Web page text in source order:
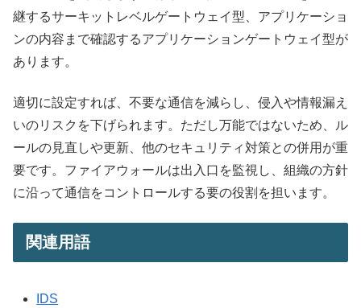
継するサーキットレベルゲートウェイ型、アプリケーショ
ンの内容まで確認するアプリケーションゲートウェイ型が
あります。
適切に設定すれば、不要な通信を減らし、侵入や情報漏え
いのリスクを下げられます。ただし万能ではないため、ル
ールの見直しや更新、他のセキュリティ対策との併用が重
要です。ファイアウォールは出入口を監視し、組織の方針
に沿って通信をコントロールする要の役割を担います。
関連用語
IDS